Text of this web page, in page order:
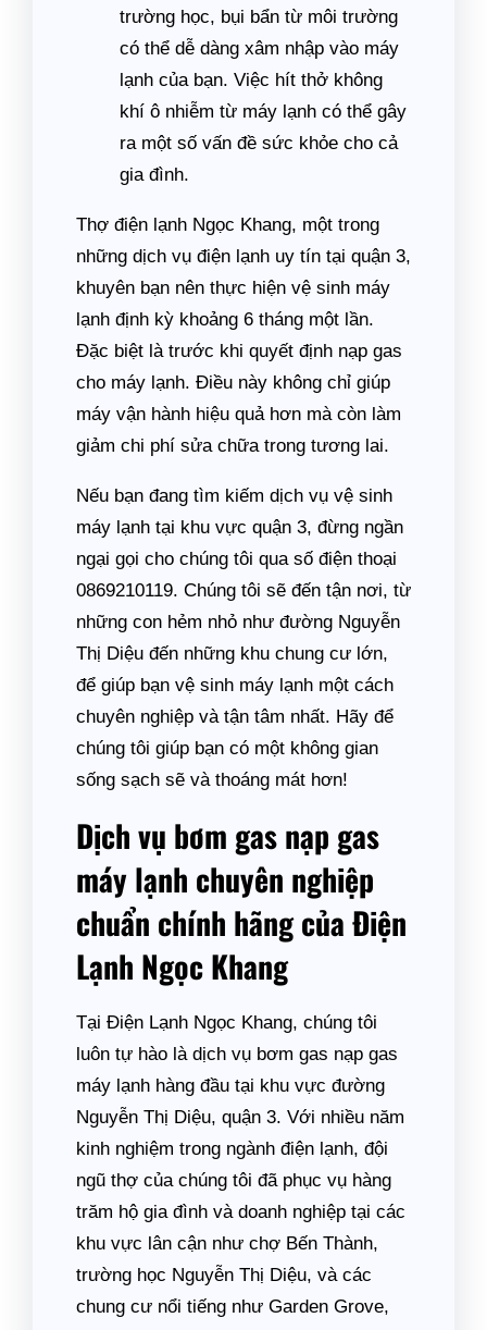
trường học, bụi bẩn từ môi trường
có thể dễ dàng xâm nhập vào máy
lạnh của bạn. Việc hít thở không
khí ô nhiễm từ máy lạnh có thể gây
ra một số vấn đề sức khỏe cho cả
gia đình.
Thợ điện lạnh Ngọc Khang, một trong
những dịch vụ điện lạnh uy tín tại quận 3,
khuyên bạn nên thực hiện vệ sinh máy
lạnh định kỳ khoảng 6 tháng một lần.
Đặc biệt là trước khi quyết định nạp gas
cho máy lạnh. Điều này không chỉ giúp
máy vận hành hiệu quả hơn mà còn làm
giảm chi phí sửa chữa trong tương lai.
Nếu bạn đang tìm kiếm dịch vụ vệ sinh
máy lạnh tại khu vực quận 3, đừng ngần
ngại gọi cho chúng tôi qua số điện thoại
0869210119. Chúng tôi sẽ đến tận nơi, từ
những con hẻm nhỏ như đường Nguyễn
Thị Diệu đến những khu chung cư lớn,
để giúp bạn vệ sinh máy lạnh một cách
chuyên nghiệp và tận tâm nhất. Hãy để
chúng tôi giúp bạn có một không gian
sống sạch sẽ và thoáng mát hơn!
Dịch vụ bơm gas nạp gas
máy lạnh chuyên nghiệp
chuẩn chính hãng của Điện
Lạnh Ngọc Khang
Tại Điện Lạnh Ngọc Khang, chúng tôi
luôn tự hào là dịch vụ bơm gas nạp gas
máy lạnh hàng đầu tại khu vực đường
Nguyễn Thị Diệu, quận 3. Với nhiều năm
kinh nghiệm trong ngành điện lạnh, đội
ngũ thợ của chúng tôi đã phục vụ hàng
trăm hộ gia đình và doanh nghiệp tại các
khu vực lân cận như chợ Bến Thành,
trường học Nguyễn Thị Diệu, và các
chung cư nổi tiếng như Garden Grove,